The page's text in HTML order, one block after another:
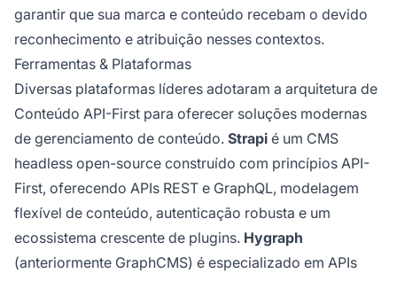
garantir que sua marca e conteúdo recebam o devido
reconhecimento e atribuição nesses contextos.
Ferramentas & Plataformas
Diversas plataformas líderes adotaram a arquitetura de
Conteúdo API-First para oferecer soluções modernas
de gerenciamento de conteúdo. Strapi é um CMS
headless open-source construído com princípios API-
First, oferecendo APIs REST e GraphQL, modelagem
flexível de conteúdo, autenticação robusta e um
ecossistema crescente de plugins. Hygraph
(anteriormente GraphCMS) é especializado em APIs